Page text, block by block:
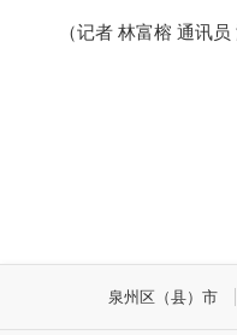
（记者 林富榕 通讯员
泉州区（县）市